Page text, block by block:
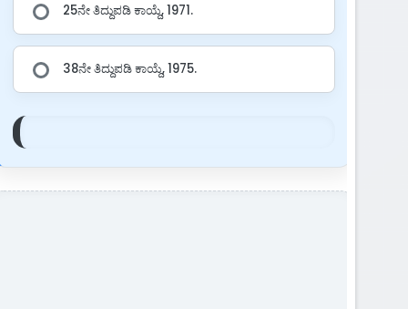
25ನೇ ತಿದ್ದುಪಡಿ ಕಾಯ್ದೆ, 1971.
38ನೇ ತಿದ್ದುಪಡಿ ಕಾಯ್ದೆ, 1975.